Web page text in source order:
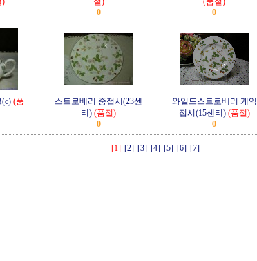
0
0
(c) (품
스트로베리 중접시(23센
티) (품절)
0
와일드스트로베리 케익
접시(15센티) (품절)
0
[1] [2] [3] [4] [5] [6] [7]